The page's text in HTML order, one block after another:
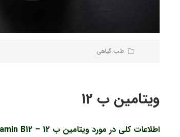
طب گیاهی
ویتامین ب 12
اطلاعات کلی در مورد ویتامین ب 12 – Vitamin B12